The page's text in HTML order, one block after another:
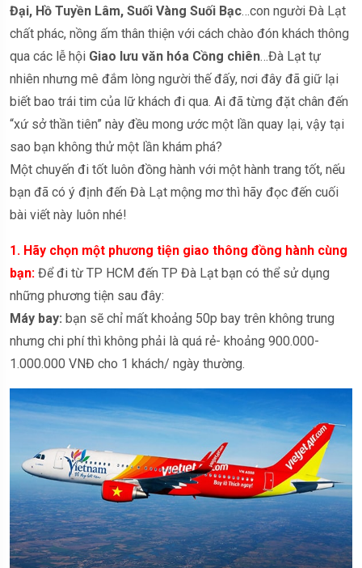
Đại, Hồ Tuyền Lâm, Suối Vàng Suối Bạc…con người Đà Lạt
chất phác, nồng ấm thân thiện với cách chào đón khách thông
qua các lễ hội Giao lưu văn hóa Cồng chiên…Đà Lạt tự
nhiên nhưng mê đắm lòng người thế đấy, nơi đây đã giữ lại
biết bao trái tim của lữ khách đi qua. Ai đã từng đặt chân đến
“xứ sở thần tiên” này đều mong ước một lần quay lại, vậy tại
sao bạn không thử một lần khám phá?
Một chuyến đi tốt luôn đồng hành với một hành trang tốt, nếu
bạn đã có ý định đến Đà Lạt mộng mơ thì hãy đọc đến cuối
bài viết này luôn nhé!
1. Hãy chọn một phương tiện giao thông đồng hành cùng
bạn: Để đi từ TP HCM đến TP Đà Lạt bạn có thể sử dụng
những phương tiện sau đây:
Máy bay: bạn sẽ chỉ mất khoảng 50p bay trên không trung
nhưng chi phí thì không phải là quá rẻ- khoảng 900.000-
1.000.000 VNĐ cho 1 khách/ ngày thường.